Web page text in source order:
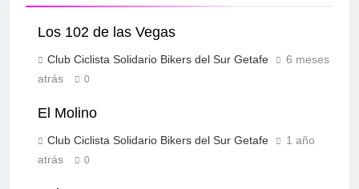
Los 102 de las Vegas
Club Ciclista Solidario Bikers del Sur Getafe
6 meses
atrás
0
El Molino
Club Ciclista Solidario Bikers del Sur Getafe
1 año
atrás
0